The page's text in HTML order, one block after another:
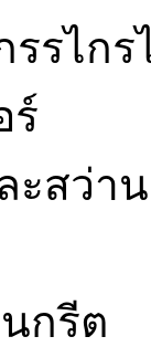
รรไก
ร์
ะสว่า
กรีต